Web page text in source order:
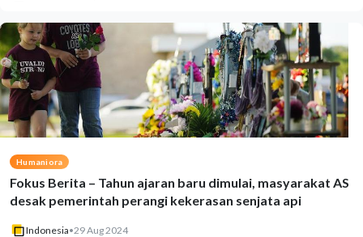
Humaniora
Fokus Berita – Tahun ajaran baru dimulai, masyarakat AS
desak pemerintah perangi kekerasan senjata api
Indonesia•29 Aug 2024